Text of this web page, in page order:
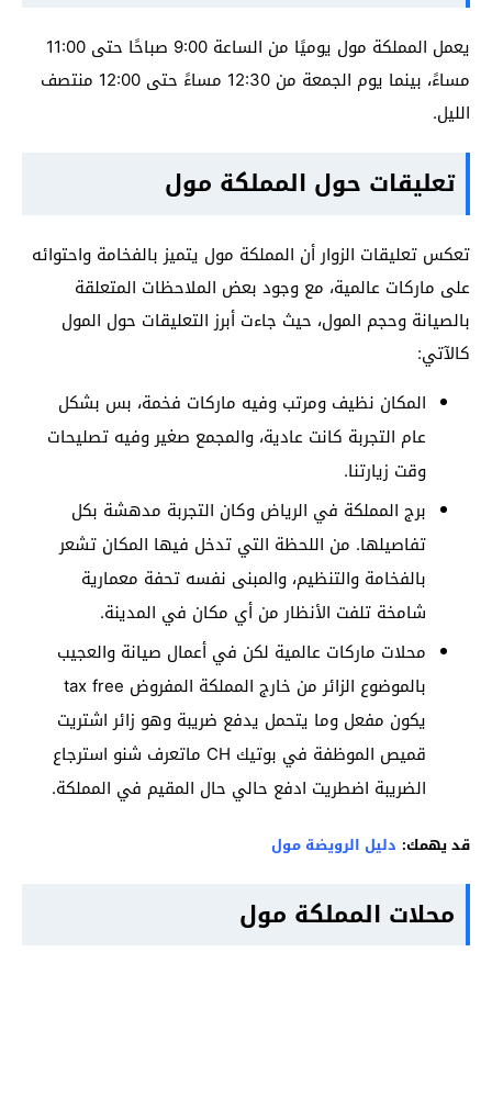
يعمل المملكة مول يوميًا من الساعة 9:00 صباحًا حتى 11:00
مساءً، بينما يوم الجمعة من 12:30 مساءً حتى 12:00 منتصف
الليل.
تعليقات حول المملكة مول
تعكس تعليقات الزوار أن المملكة مول يتميز بالفخامة واحتوائه
على ماركات عالمية، مع وجود بعض الملاحظات المتعلقة
بالصيانة وحجم المول، حيث جاءت أبرز التعليقات حول المول
كالآتي:
المكان نظيف ومرتب وفيه ماركات فخمة، بس بشكل
عام التجربة كانت عادية، والمجمع صغير وفيه تصليحات
وقت زيارتنا.
برج المملكة في الرياض وكان التجربة مدهشة بكل
تفاصيلها. من اللحظة التي تدخل فيها المكان تشعر
بالفخامة والتنظيم، والمبنى نفسه تحفة معمارية
شامخة تلفت الأنظار من أي مكان في المدينة.
محلات ماركات عالمية لكن في أعمال صيانة والعجيب
بالموضوع الزائر من خارج المملكة المفروض tax free
يكون مفعل وما يتحمل يدفع ضريبة وهو زائر اشتريت
قميص الموظفة في بوتيك CH ماتعرف شنو استرجاع
الضريبة اضطريت ادفع حالي حال المقيم في المملكة.
قد يهمك: دليل الرويضة مول
محلات المملكة مول